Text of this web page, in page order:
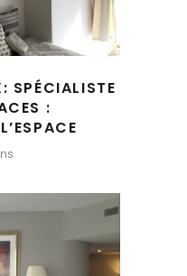
SPÉCIALISTE
: